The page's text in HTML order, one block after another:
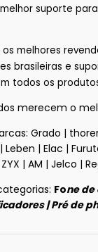
suporte
melhores
brasileiras e
todos os
merecem o
Grado |
| Leben | Elac |
ZYX | AM | Jelco |
Fone
|Pré de